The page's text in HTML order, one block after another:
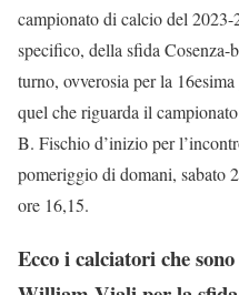
campionato di calcio del
specifico, della sfida
turno, ovverosia per la
quel che riguarda il
B. Fischio d’inizio per
pomeriggio di domani, sabato
ore 16,15.
Ecco i calciatori che